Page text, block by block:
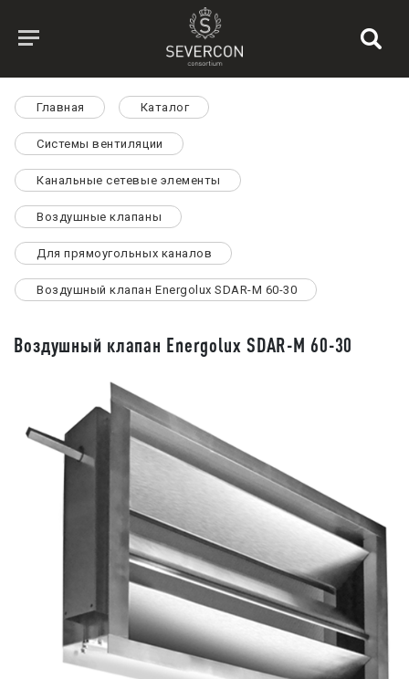
Главная Каталог
Системы вентиляции
Канальные сетевые элементы
Воздушные клапаны
Для прямоугольных каналов
Воздушный клапан Energolux SDAR-M 60-30
Воздушный клапан Energolux SDAR-M 60-30